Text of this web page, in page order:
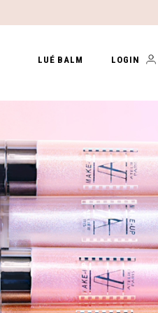
LUÉ BALM LOGIN